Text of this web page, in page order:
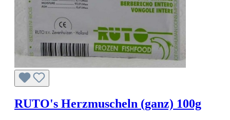
RUTO's Herzmuscheln (ganz) 100g